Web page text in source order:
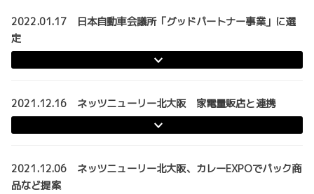
2022.01.17 日本自動車会議所「グッドパートナー事業」に選
定
2021.12.16 ネッツニューリー北大阪 家電量販店と連携
2021.12.06 ネッツニューリー北大阪、カレーEXPOでパック商
品など提案